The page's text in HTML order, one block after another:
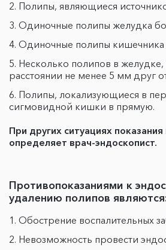
Полипы, являющиеся
Одиночные полипы желудка
Одиночные полипы кишечника
Несколько полипов в
расстоянии не менее 5 мм друг
Полипы, локализующиеся в
сигмовидной кишки в прямую.
При других ситуациях
определяет врач-эндоскопист.
Противопоказаниями к
удалению полипов
Обострение воспалительных
Невозможность провести